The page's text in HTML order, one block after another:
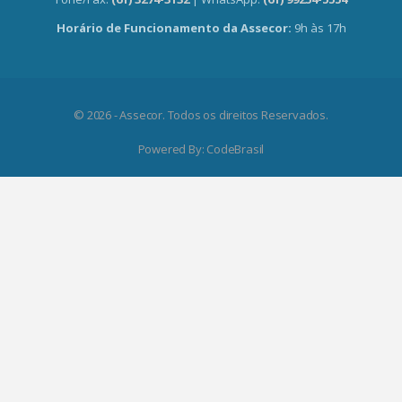
Horário de Funcionamento da Assecor: 9h às 17h
© 2026 - Assecor. Todos os direitos Reservados.
Powered By: CodeBrasil